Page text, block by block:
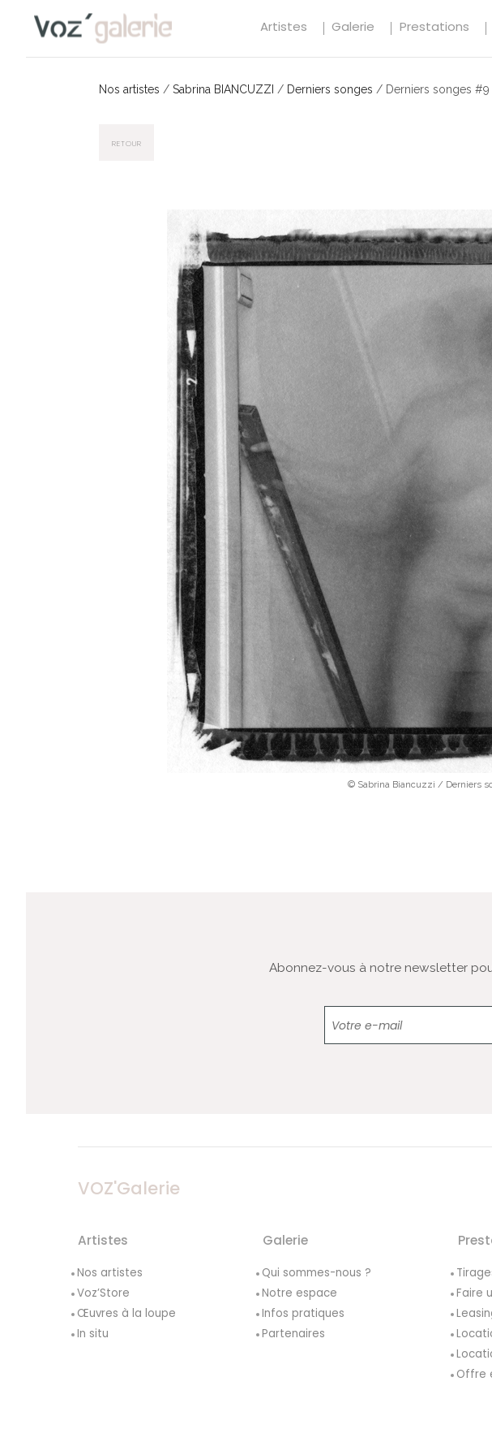
Artistes Galerie Prestations
Nos artistes / Sabrina BIANCUZZI / Derniers songes / Derniers songes #9
RETOUR
© Sabrina Biancuzzi / Derniers
Abonnez-vous à notre newsletter
VOZ'Galerie
Artistes
Nos artistes
Voz’Store
Œuvres à la loupe
In situ
Galerie
Qui sommes-nous ?
Notre espace
Infos pratiques
Partenaires
Faire
Offre